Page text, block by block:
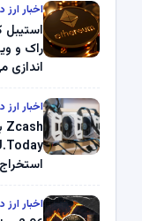
اخبار ارز
استیبل
اندازی
اخبار ارز
اخبار ارز